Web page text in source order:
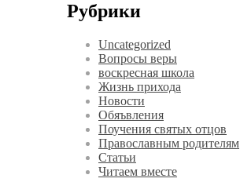
Рубрики
Uncategorized
Вопросы веры
воскресная школа
Жизнь прихода
Новости
Обяъвления
Поучения святых отцов
Православным родителям
Статьи
Читаем вместе